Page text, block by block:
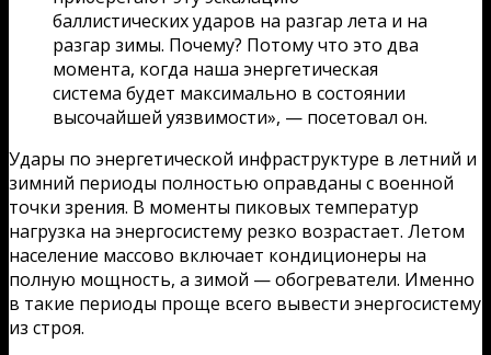
баллистических ударов на разгар лета и на
разгар зимы. Почему? Потому что это два
момента, когда наша энергетическая
система будет максимально в состоянии
высочайшей уязвимости», — посетовал он.
Удары по энергетической инфраструктуре в летний и
зимний периоды полностью оправданы с военной
точки зрения. В моменты пиковых температур
нагрузка на энергосистему резко возрастает. Летом
население массово включает кондиционеры на
полную мощность, а зимой — обогреватели. Именно
в такие периоды проще всего вывести энергосистему
из строя.